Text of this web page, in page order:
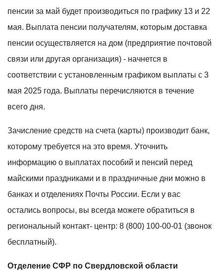
пенсии за май будет производиться по графику 13 и 22
мая. Выплата пенсии получателям, которым доставка
пенсии осуществляется на дом (предприятие почтовой
связи или другая организация) - начнется в
соответствии с установленным графиком выплаты с 3
мая 2025 года. Выплаты перечисляются в течение
всего дня.
Зачисление средств на счета (карты) производит банк,
которому требуется на это время. Уточнить
информацию о выплатах пособий и пенсий перед
майскими праздниками и в праздничные дни можно в
банках и отделениях Почты России. Если у вас
остались вопросы, вы всегда можете обратиться в
региональный контакт- центр: 8 (800) 100-00-01 (звонок
бесплатный).
Отделение СФР по Свердловской области